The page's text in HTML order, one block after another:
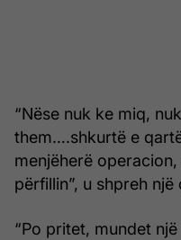
“Nëse nuk ke miq,
them….shkurtë e
menjëherë
përfillin”, u shpreh një
“Po pritet, mundet